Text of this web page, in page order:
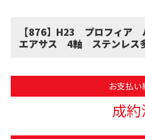
【876】H23 プロフィア
エアサス 4軸 ステンレス
お支払い
成約